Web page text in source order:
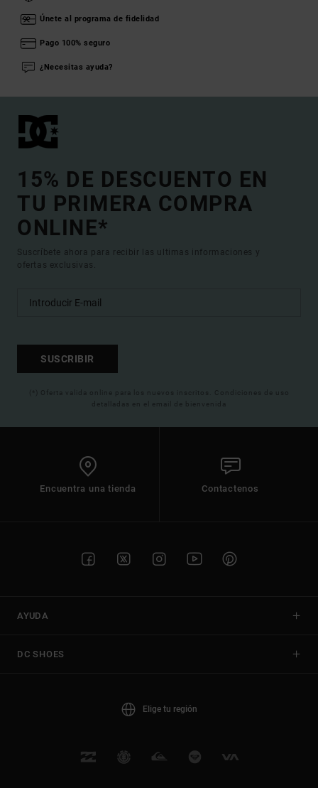
Únete al programa de fidelidad
Pago 100% seguro
¿Necesitas ayuda?
15% DE DESCUENTO EN
TU PRIMERA COMPRA
ONLINE*
Suscríbete ahora para recibir las ultimas informaciones y
ofertas exclusivas.
SUSCRIBIR
(*) Oferta valida online para los nuevos inscritos. Condiciones de uso
detalladas en el email de bienvenida
Encuentra una tienda Contactenos
AYUDA
DC SHOES
Elige tu región